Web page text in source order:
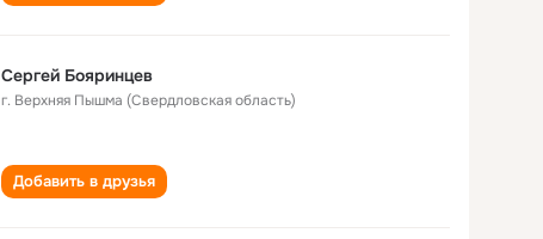
Сергей Бояринцев
г. Верхняя Пышма (Свердловская область)
Добавить в друзья